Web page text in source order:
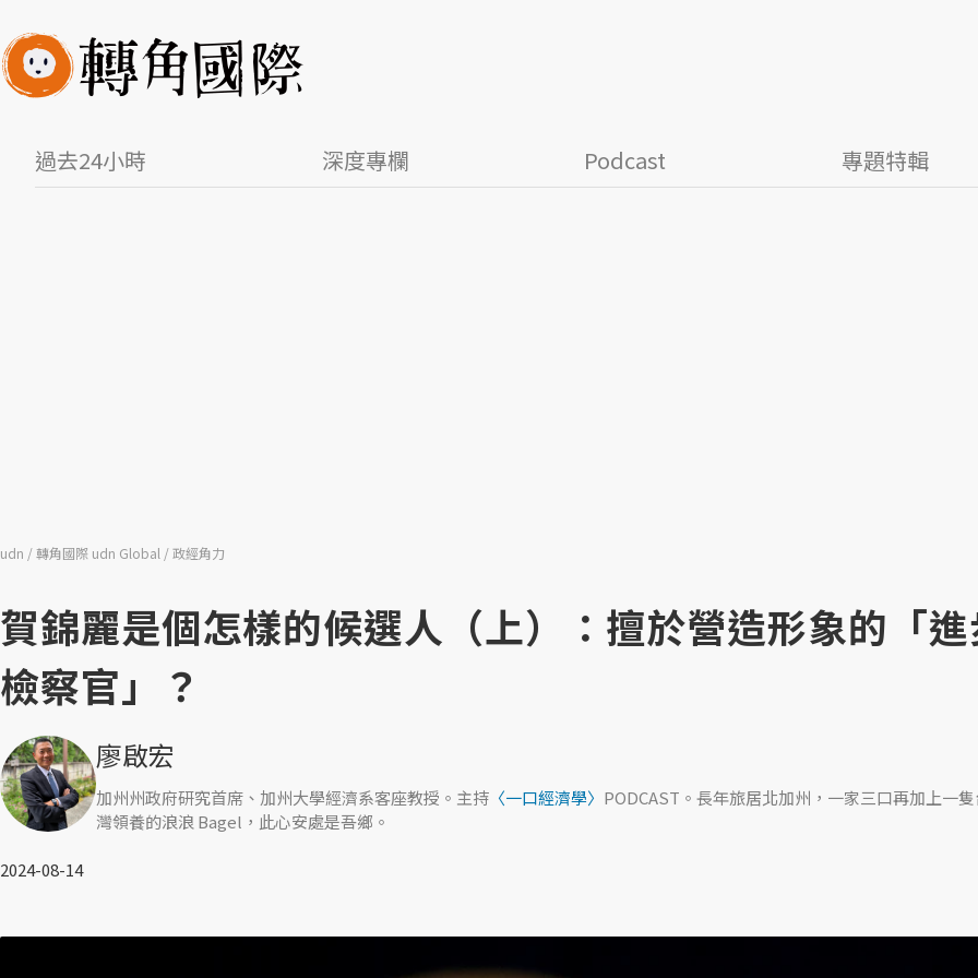
過去24小時 深度專欄 Podcast 專題特輯
udn 轉角國際 udn Global 政經角力
賀錦麗是個怎樣的候選人（上）：擅於營造形象的「
檢察官」？
廖啟宏
加州州政府研究首席、加州大學經濟系客座教授。主持 〈一口經濟學〉 PODCAST。長年旅居北加州，一家三口再加上一
灣領養的浪浪 Bagel，此心安處是吾鄉。
2024-08-14